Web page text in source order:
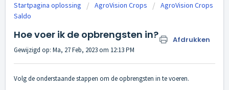
Startpagina oplossing AgroVision Crops
AgroVision Crops
Saldo
Hoe voer ik de opbrengsten in? Afdrukken
Gewijzigd op: Ma, 27 Feb, 2023 om 12:13 PM
Volg de onderstaande stappen om de opbrengsten in te voeren.